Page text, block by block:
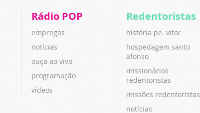
Rádio POP
empregos
notícias
ouça ao vivo
programação
vídeos
Redentoristas
história pe. vitor
hospedagem santo
afonso
missionários
redentoristas
missões redentoristas
notícias